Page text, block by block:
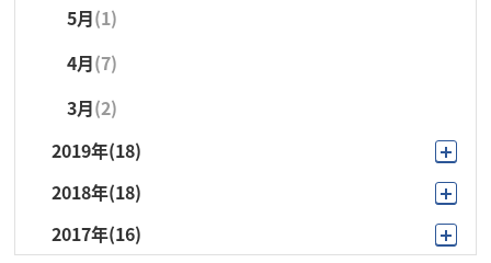
4月(2)
3月(2)
2月(2)
4月(2)
3月(3)
2月(2)
4月(2)
3月(3)
2月(1)
1月(1)
6月(2)
5月(4)
4月(1)
2月(1)
5月(1)
4月(7)
3月(2)
2019年(18)
11月(1)
10月(2)
2018年(18)
11月(1)
2017年(16)